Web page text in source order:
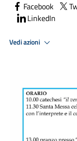
Facebook
LinkedIn
Vedi azioni